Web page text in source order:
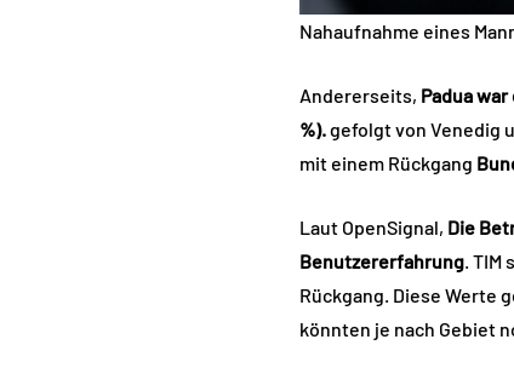
Nahaufnahme eines
Andererseits, Padua
%).gefolgt von Venedig
mit einem Rückgang
Laut OpenSignal, Die
Benutzererfahrung. TIM
Rückgang. Diese Werte
könnten je nach Gebiet